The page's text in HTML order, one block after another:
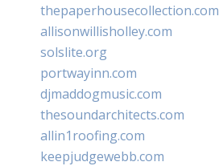
thepaperhousecollection.com
allisonwillisholley.com
solslite.org
portwayinn.com
djmaddogmusic.com
thesoundarchitects.com
allin1roofing.com
keepjudgewebb.com